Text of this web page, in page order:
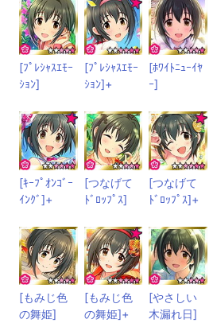
[ﾌﾟﾚｼｬｽｴﾓｰ
ｼｮﾝ]
[ﾌﾟﾚｼｬｽｴﾓｰ
ｼｮﾝ]+
[ﾎﾜｲﾄﾆｭｰｲﾔ
ｰ]
[ｷｰﾌﾟｵﾝｺﾞｰ
ｲﾝｸﾞ]+
[つなげて
ﾄﾞﾛｯﾌﾟｽ]
[つなげて
ﾄﾞﾛｯﾌﾟｽ]+
[もみじ色
の舞姫]
[もみじ色
の舞姫]+
[やさしい
木漏れ日]